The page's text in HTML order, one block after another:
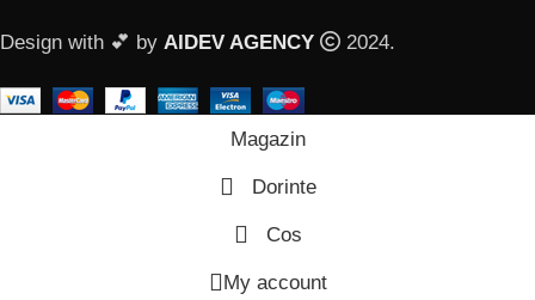
Design with 💕 by AIDEV AGENCY 2024.
Magazin
Dorinte
Cos
My account